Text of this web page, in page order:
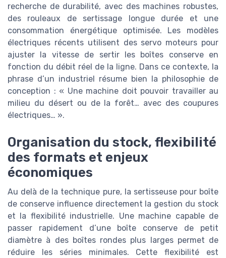
recherche de durabilité, avec des machines robustes,
des rouleaux de sertissage longue durée et une
consommation énergétique optimisée. Les modèles
électriques récents utilisent des servo moteurs pour
ajuster la vitesse de sertir les boîtes conserve en
fonction du débit réel de la ligne. Dans ce contexte, la
phrase d’un industriel résume bien la philosophie de
conception : « Une machine doit pouvoir travailler au
milieu du désert ou de la forêt… avec des coupures
électriques… ».
Organisation du stock, flexibilité
des formats et enjeux
économiques
Au delà de la technique pure, la sertisseuse pour boîte
de conserve influence directement la gestion du stock
et la flexibilité industrielle. Une machine capable de
passer rapidement d’une boîte conserve de petit
diamètre à des boîtes rondes plus larges permet de
réduire les séries minimales. Cette flexibilité est